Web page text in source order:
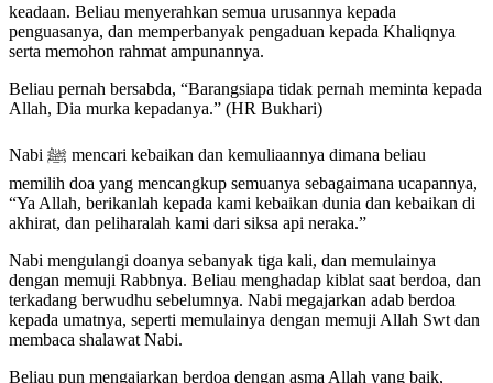
keadaan. Beliau menyerahkan semua urusannya kepada
penguasanya, dan memperbanyak pengaduan kepada Khaliqnya
serta memohon rahmat ampunannya.
Beliau pernah bersabda, “Barangsiapa tidak pernah meminta kepada
Allah, Dia murka kepadanya.” (HR Bukhari)
Nabi ﷺ mencari kebaikan dan kemuliaannya dimana beliau
memilih doa yang mencangkup semuanya sebagaimana ucapannya,
“Ya Allah, berikanlah kepada kami kebaikan dunia dan kebaikan di
akhirat, dan peliharalah kami dari siksa api neraka.”
Nabi mengulangi doanya sebanyak tiga kali, dan memulainya
dengan memuji Rabbnya. Beliau menghadap kiblat saat berdoa, dan
terkadang berwudhu sebelumnya. Nabi megajarkan adab berdoa
kepada umatnya, seperti memulainya dengan memuji Allah Swt dan
membaca shalawat Nabi.
Beliau pun mengajarkan berdoa dengan asma Allah yang baik,